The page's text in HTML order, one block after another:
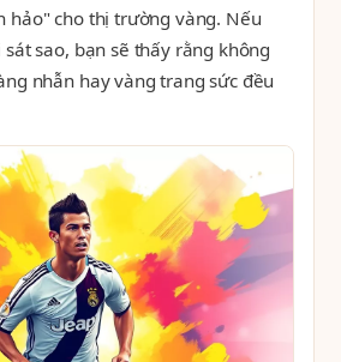
hảo" cho thị trường vàng. Nếu
sao, bạn sẽ thấy rằng không
nhẫn hay vàng trang sức đều